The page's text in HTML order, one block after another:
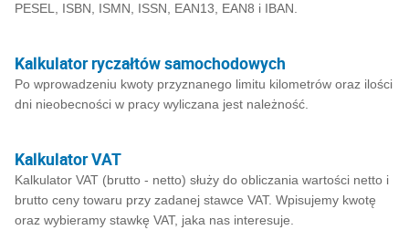
PESEL, ISBN, ISMN, ISSN, EAN13, EAN8 i IBAN.
Kalkulator ryczałtów samochodowych
Po wprowadzeniu kwoty przyznanego limitu kilometrów oraz ilości
dni nieobecności w pracy wyliczana jest należność.
Kalkulator VAT
Kalkulator VAT (brutto - netto) służy do obliczania wartości netto i
brutto ceny towaru przy zadanej stawce VAT. Wpisujemy kwotę
oraz wybieramy stawkę VAT, jaka nas interesuje.